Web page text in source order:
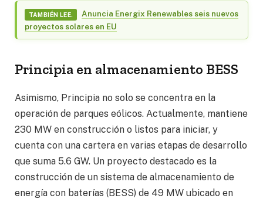
TAMBIÉN LEE.
Anuncia Energix Renewables seis nuevos
proyectos solares en EU
Principia en almacenamiento BESS
Asimismo, Principia no solo se concentra en la
operación de parques eólicos. Actualmente, mantiene
230 MW en construcción o listos para iniciar, y
cuenta con una cartera en varias etapas de desarrollo
que suma 5.6 GW. Un proyecto destacado es la
construcción de un sistema de almacenamiento de
energía con baterías (BESS) de 49 MW ubicado en